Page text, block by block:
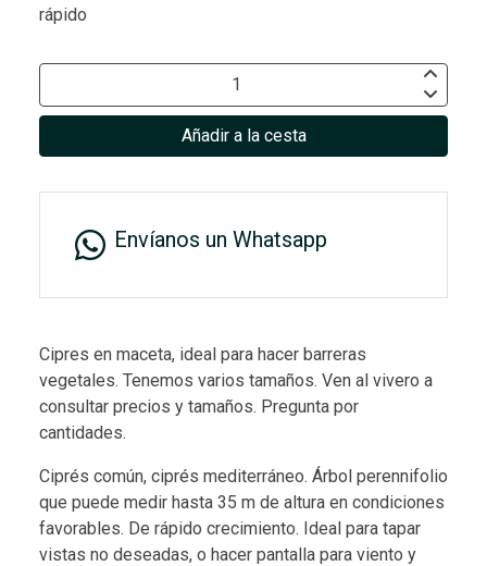
rápido
Añadir a la cesta
Envíanos un Whatsapp
Cipres en maceta, ideal para hacer barreras
vegetales. Tenemos varios tamaños. Ven al vivero a
consultar precios y tamaños. Pregunta por
cantidades.
Ciprés común, ciprés mediterráneo. Árbol perennifolio
que puede medir hasta 35 m de altura en condiciones
favorables. De rápido crecimiento. Ideal para tapar
vistas no deseadas, o hacer pantalla para viento y